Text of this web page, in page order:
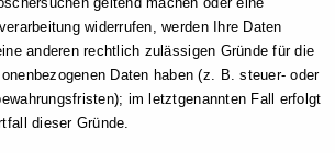
widerrufen, werden Ihre Daten
anderen rechtlich zulässigen Gründe für die
Daten haben (z. B. steuer- oder
im letztgenannten Fall erfolgt
dieser Gründe.